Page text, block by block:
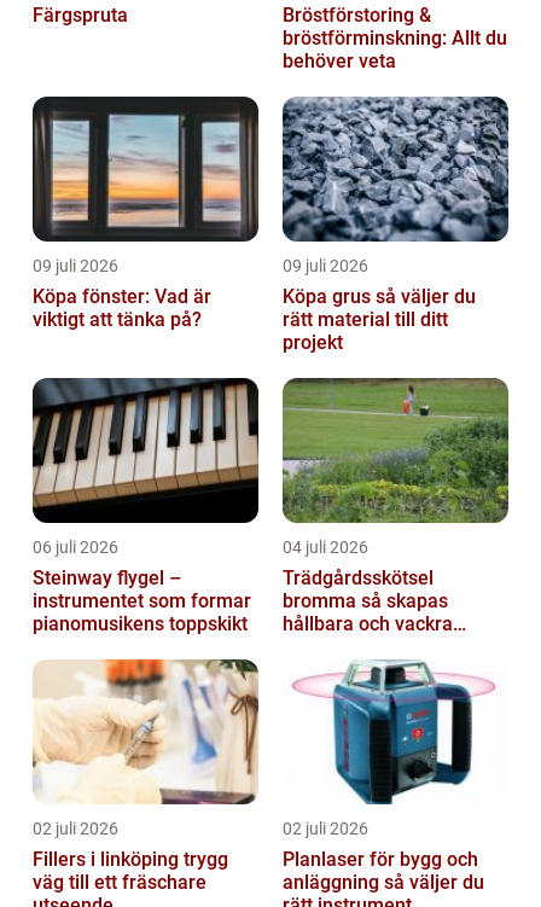
Färgspruta
Bröstförstoring &
bröstförminskning: Allt du
behöver veta
09 juli 2026
Köpa fönster: Vad är
viktigt att tänka på?
09 juli 2026
Köpa grus så väljer du
rätt material till ditt
projekt
06 juli 2026
Steinway flygel –
instrumentet som formar
pianomusikens toppskikt
04 juli 2026
Trädgårdsskötsel
bromma så skapas
hållbara och vackra
02 juli 2026
Fillers i linköping trygg
väg till ett fräschare
02 juli 2026
Planlaser för bygg och
anläggning så väljer du